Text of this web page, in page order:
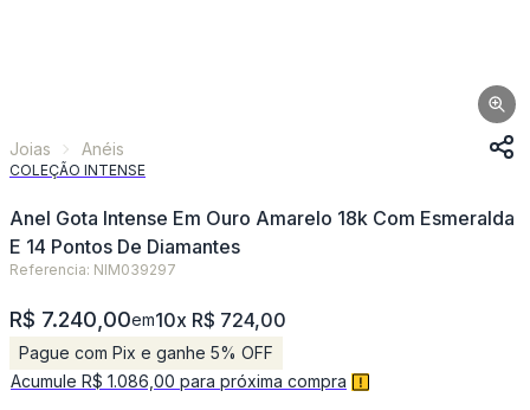
Joias Anéis
COLEÇÃO INTENSE
Anel Gota Intense Em Ouro Amarelo 18k Com Esmeralda
E 14 Pontos De Diamantes
Referencia: NIM039297
R$ 7.240,00em10x R$ 724,00
Pague com Pix e ganhe 5% OFF
Acumule R$ 1.086,00 para próxima compra